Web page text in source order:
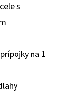
s
na 1